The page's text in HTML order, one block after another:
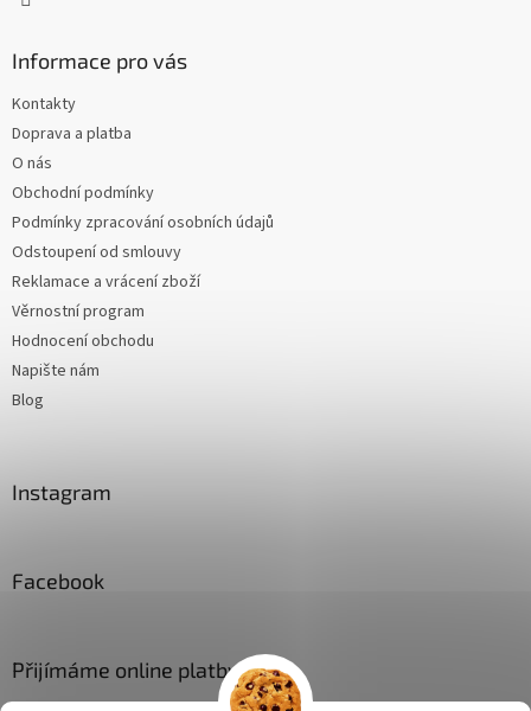
Informace pro vás
Kontakty
Doprava a platba
O nás
Obchodní podmínky
Podmínky zpracování osobních údajů
Odstoupení od smlouvy
Reklamace a vrácení zboží
Věrnostní program
Hodnocení obchodu
Napište nám
Blog
Instagram
Facebook
Přijímáme online platby